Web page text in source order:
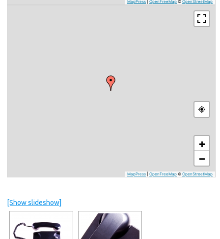
MapPress OpenFreeMap © OpenStreetMap
+
−
MapPress OpenFreeMap © OpenStreetMap
[Show slideshow]